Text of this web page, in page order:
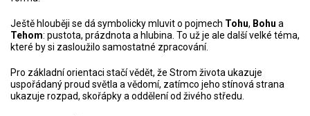
Ještě hlouběji se dá symbolicky mluvit o pojmech Tohu, Bohu a
Tehom: pustota, prázdnota a hlubina. To už je ale další velké téma,
které by si zasloužilo samostatné zpracování.
Pro základní orientaci stačí vědět, že Strom života ukazuje
uspořádaný proud světla a vědomí, zatímco jeho stínová strana
ukazuje rozpad, skořápky a oddělení od živého středu.